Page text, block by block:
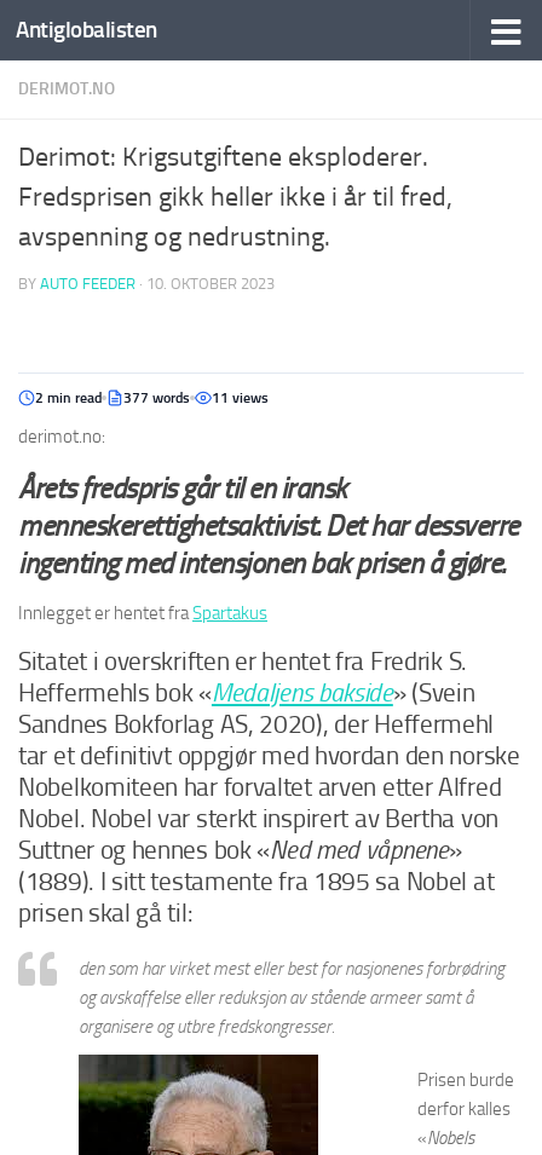
Antiglobalisten
DERIMOT.NO
Derimot: Krigsutgiftene eksploderer.
Fredsprisen gikk heller ikke i år til fred,
avspenning og nedrustning.
BY AUTO FEEDER · 10. OKTOBER 2023
2 min read 377 words 11 views
derimot.no:
Årets fredspris går til en iransk
menneskerettighetsaktivist. Det har dessverre
ingenting med intensjonen bak prisen å gjøre.
Innlegget er hentet fraSpartakus
Sitatet i overskriften er hentet fra Fredrik S.
Heffermehls bok «Medaljens bakside» (Svein
Sandnes Bokforlag AS, 2020), der Heffermehl
tar et definitivt oppgjør med hvordan den norske
Nobelkomiteen har forvaltet arven etter Alfred
Nobel. Nobel var sterkt inspirert av Bertha von
Suttner og hennes bok «Ned med våpnene»
(1889). I sitt testamente fra 1895 sa Nobel at
prisen skal gå til:
den som har virket mest eller best for nasjonenes forbrødring
og avskaffelse eller reduksjon av stående armeer samt å
organisere og utbre fredskongresser.
Prisen burde
derfor kalles
«Nobels